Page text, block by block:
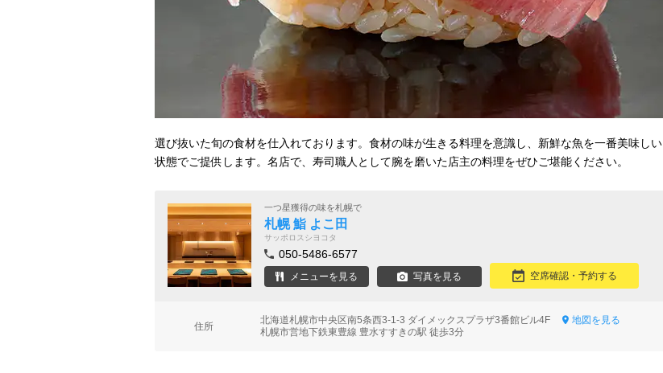
選び抜いた旬の食材を仕入れております。食材の味が生きる料理を意識し、新鮮な魚を一番美味しい
状態でご提供します。名店で、寿司職人として腕を磨いた店主の料理をぜひご堪能ください。
一つ星獲得の味を札幌で
札幌 鮨 よこ田
サッポロスシヨコタ
050-5486-6577
メニューを見る 写真を見る 空席確認・予約する
住所
北海道札幌市中央区南5条西3-1-3 ダイメックスプラザ3番館ビル4F
地図を見る
札幌市営地下鉄東豊線 豊水すすきの駅 徒歩3分